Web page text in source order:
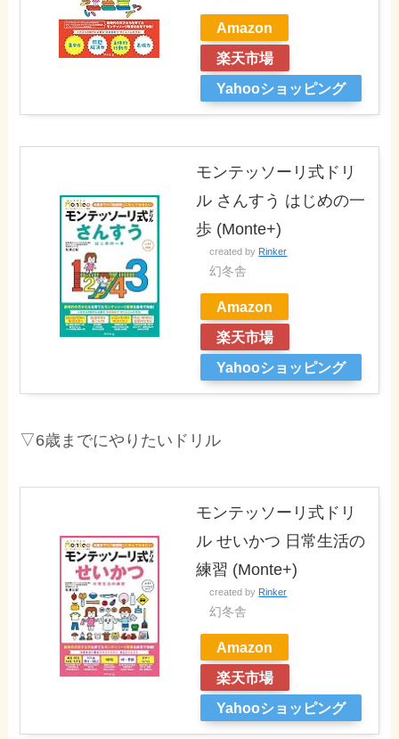
Amazon
楽天市場
Yahooショッピング
モンテッソーリ式ドリ
ル さんすう はじめの一
歩 (Monte+)
created by Rinker
幻冬舎
Amazon
楽天市場
Yahooショッピング
▽6歳までにやりたいドリル
モンテッソーリ式ドリ
ル せいかつ 日常生活の
練習 (Monte+)
created by Rinker
幻冬舎
Amazon
楽天市場
Yahooショッピング